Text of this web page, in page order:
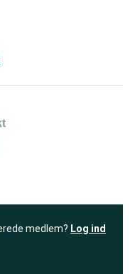
medlem? Log ind